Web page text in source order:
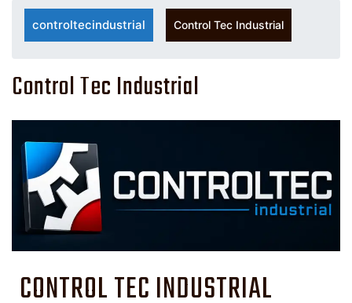
controltecindustrial Control Tec Industrial
Control Tec Industrial
CONTROL TEC INDUSTRIAL